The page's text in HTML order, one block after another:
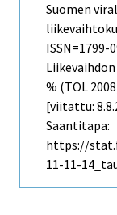
Suomen
ISSN=1799-
% (TOL
[viitattu:
Saantitapa:
https://
11-11-